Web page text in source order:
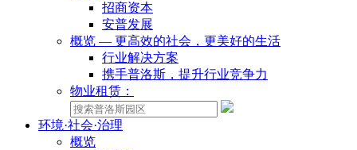
招商资本
安普发展
概览 — 更高效的社会，更美好的生活
行业解决方案
携手普洛斯，提升行业竞争力
物业租赁：
环境·社会·治理
概览